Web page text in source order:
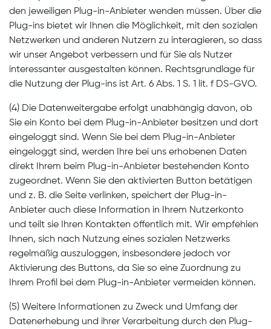
den jeweiligen Plug-in-Anbieter wenden müssen. Über die
Plug-ins bietet wir Ihnen die Möglichkeit, mit den sozialen
Netzwerken und anderen Nutzern zu interagieren, so dass
wir unser Angebot verbessern und für Sie als Nutzer
interessanter ausgestalten können. Rechtsgrundlage für
die Nutzung der Plug-ins ist Art. 6 Abs. 1 S. 1 lit. f DS-GVO.
(4) Die Datenweitergabe erfolgt unabhängig davon, ob
Sie ein Konto bei dem Plug-in-Anbieter besitzen und dort
eingeloggt sind. Wenn Sie bei dem Plug-in-Anbieter
eingeloggt sind, werden Ihre bei uns erhobenen Daten
direkt Ihrem beim Plug-in-Anbieter bestehenden Konto
zugeordnet. Wenn Sie den aktivierten Button betätigen
und z. B. die Seite verlinken, speichert der Plug-in-
Anbieter auch diese Information in Ihrem Nutzerkonto
und teilt sie Ihren Kontakten öffentlich mit. Wir empfehlen
Ihnen, sich nach Nutzung eines sozialen Netzwerks
regelmäßig auszuloggen, insbesondere jedoch vor
Aktivierung des Buttons, da Sie so eine Zuordnung zu
Ihrem Profil bei dem Plug-in-Anbieter vermeiden können.
(5) Weitere Informationen zu Zweck und Umfang der
Datenerhebung und ihrer Verarbeitung durch den Plug-